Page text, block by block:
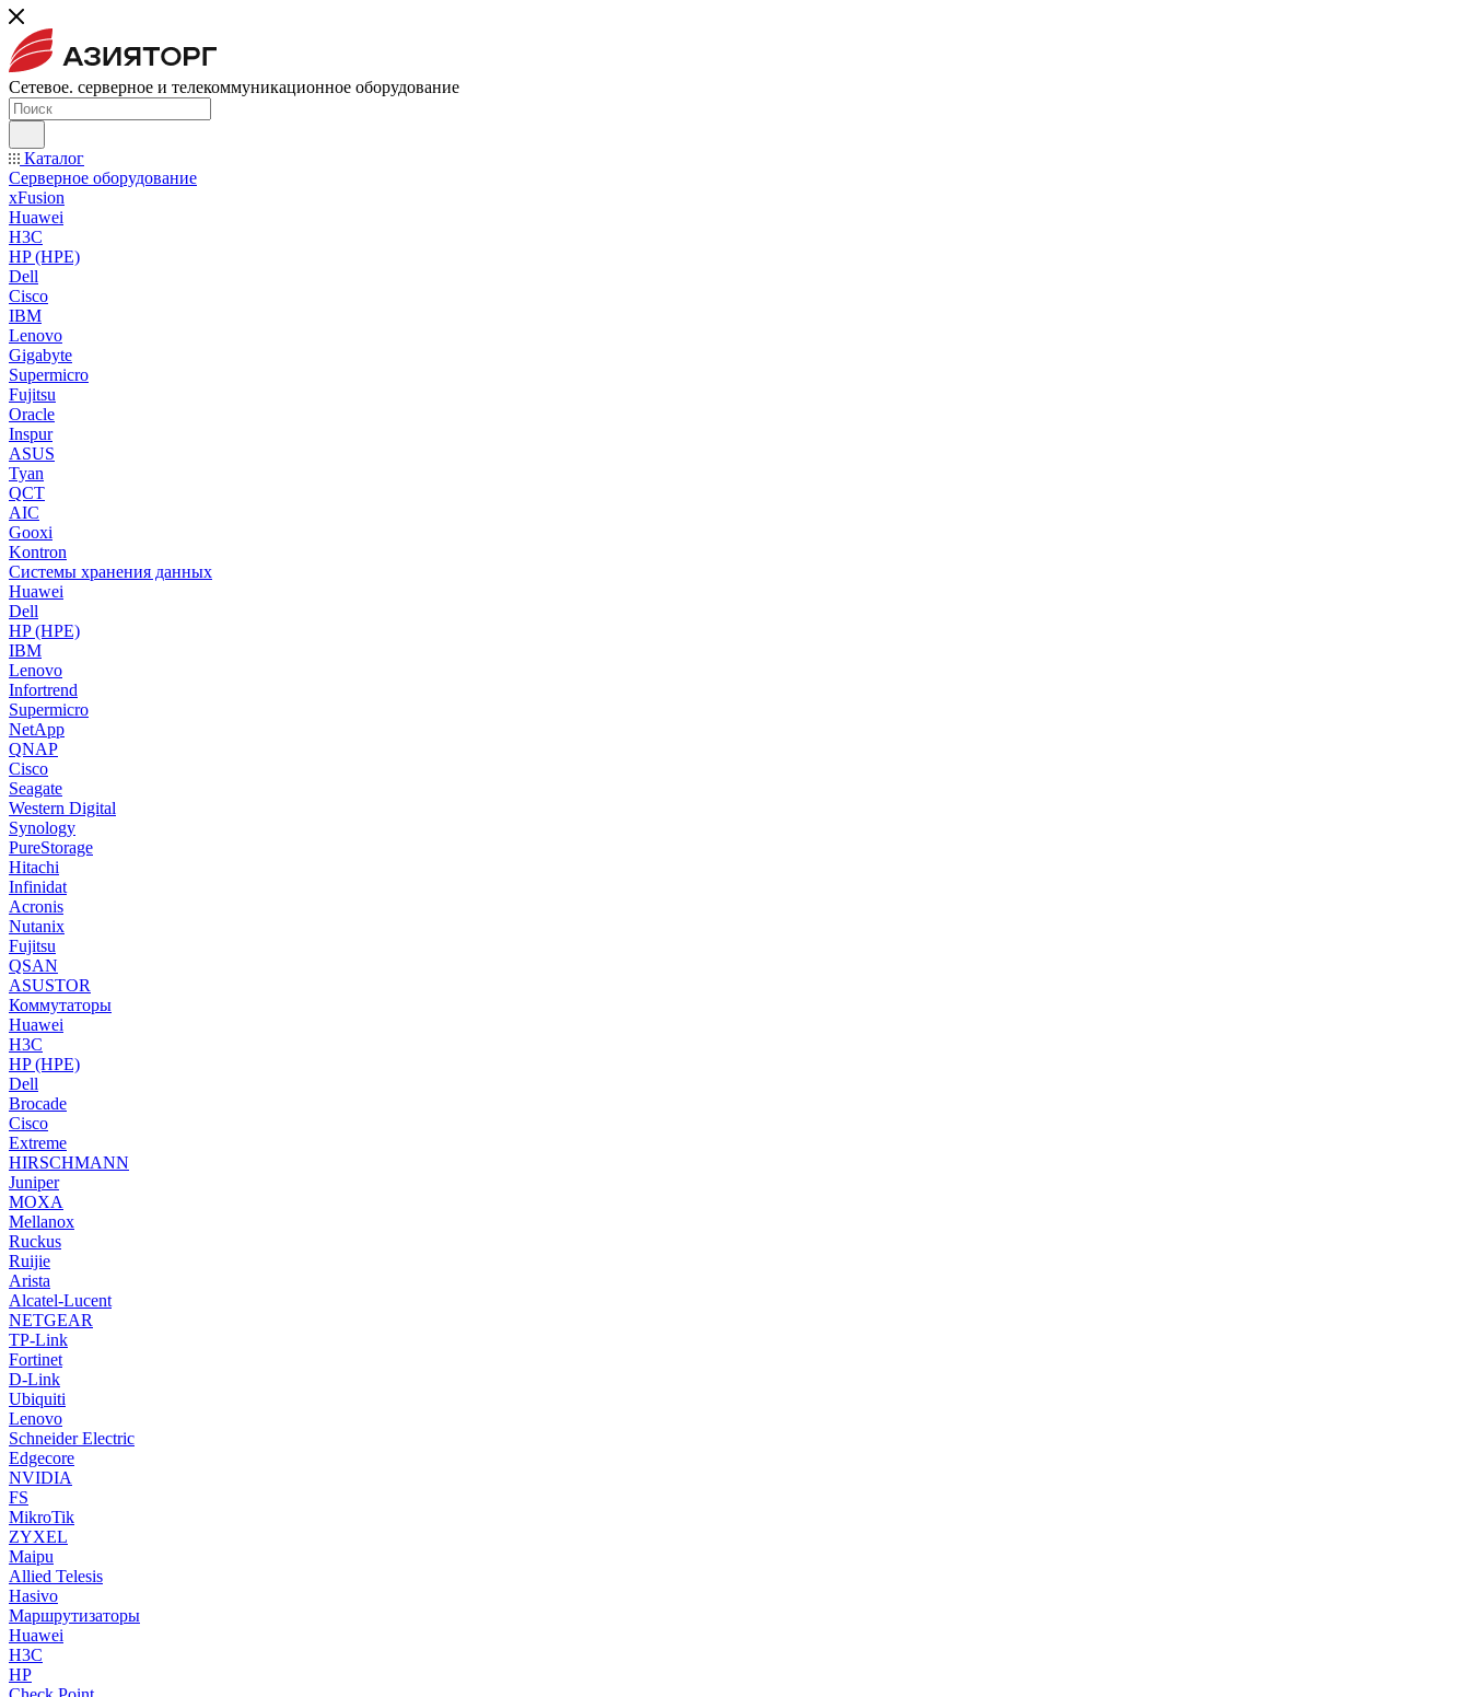
Сетевое. серверное и телекоммуникационное оборудование
Каталог
Серверное оборудование
xFusion
Huawei
H3C
HP (HPE)
Dell
Cisco
IBM
Lenovo
Gigabyte
Supermicro
Fujitsu
Oracle
Inspur
ASUS
Tyan
QCT
AIC
Gooxi
Kontron
Системы хранения данных
Huawei
Dell
HP (HPE)
IBM
Lenovo
Infortrend
Supermicro
NetApp
QNAP
Cisco
Seagate
Western Digital
Synology
PureStorage
Hitachi
Infinidat
Acronis
Nutanix
Fujitsu
QSAN
ASUSTOR
Коммутаторы
Huawei
H3C
HP (HPE)
Dell
Brocade
Cisco
Extreme
HIRSCHMANN
Juniper
MOXA
Mellanox
Ruckus
Ruijie
Arista
Alcatel-Lucent
NETGEAR
TP-Link
Fortinet
D-Link
Ubiquiti
Lenovo
Schneider Electric
Edgecore
NVIDIA
FS
MikroTik
ZYXEL
Maipu
Allied Telesis
Hasivo
Маршрутизаторы
Huawei
H3C
HP